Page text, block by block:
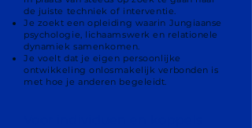
de juiste techniek of interventie.
Je zoekt een opleiding waarin Jungiaanse
psychologie, lichaamswerk en relationele
dynamiek samenkomen.
Je voelt dat je eigen persoonlijke
ontwikkeling onlosmakelijk verbonden is
met hoe je anderen begeleidt.